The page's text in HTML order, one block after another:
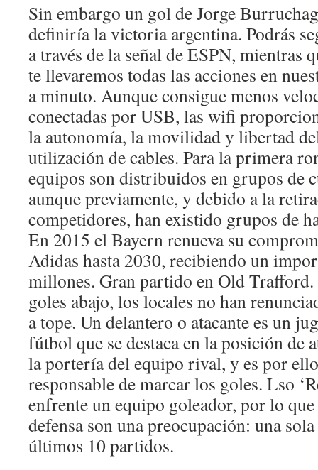
Sin embargo un gol de Jorge
definiría la victoria argentina. Podrás
a través de la señal de ESPN, mientras
te llevaremos todas las acciones en
a minuto. Aunque consigue menos
conectadas por USB, las wifi
la autonomía, la movilidad y libertad
utilización de cables. Para la primera
equipos son distribuidos en grupos de
aunque previamente, y debido a la
competidores, han existido grupos de
En 2015 el Bayern renueva su
Adidas hasta 2030, recibiendo un
millones. Gran partido en Old Trafford.
goles abajo, los locales no han
a tope. Un delantero o atacante es un
fútbol que se destaca en la posición de
la portería del equipo rival, y es por
responsable de marcar los goles. Lso
enfrente un equipo goleador, por lo
defensa son una preocupación: una
últimos 10 partidos.